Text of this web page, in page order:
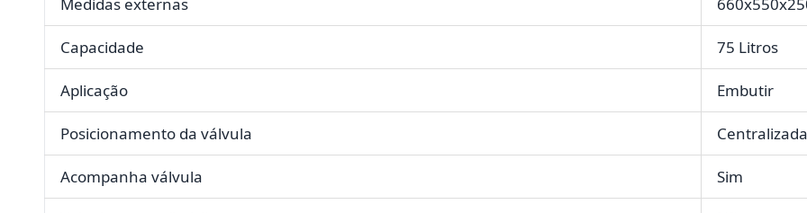
Medidas externas
Capacidade 75 Litros
Aplicação Embutir
Posicionamento da válvula Centralizada
Acompanha válvula Sim